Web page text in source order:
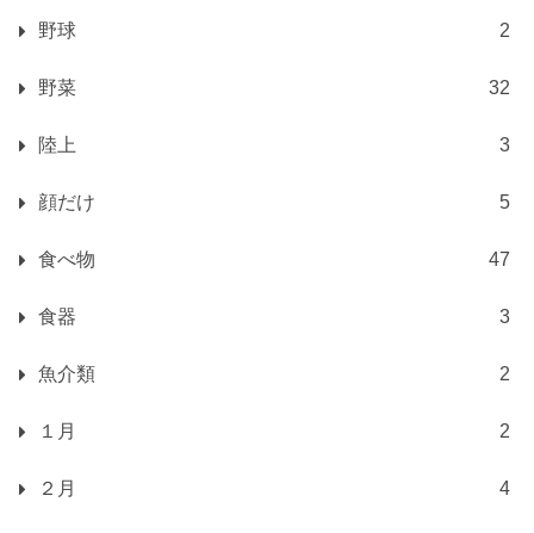
野球 2
野菜 32
陸上 3
顔だけ 5
食べ物 47
食器 3
魚介類 2
１月 2
２月 4